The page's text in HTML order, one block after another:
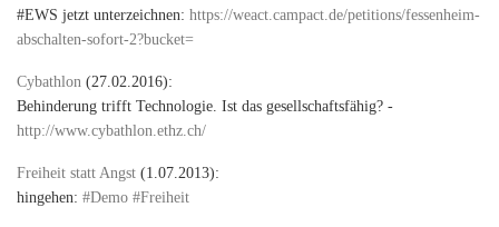
#EWS jetzt unterzeichnen: https://weact.campact.de/petitions/fessenheim-
abschalten-sofort-2?bucket=
Cybathlon (27.02.2016):
Behinderung trifft Technologie. Ist das gesellschaftsfähig? -
http://www.cybathlon.ethz.ch/
Freiheit statt Angst (1.07.2013):
hingehen: #Demo #Freiheit